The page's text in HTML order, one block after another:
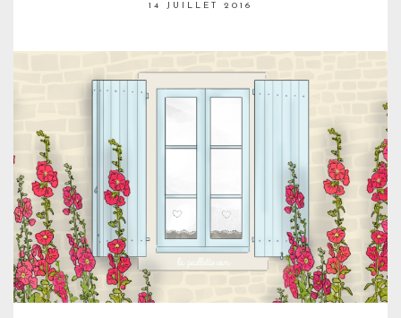
14 JUILLET 2016